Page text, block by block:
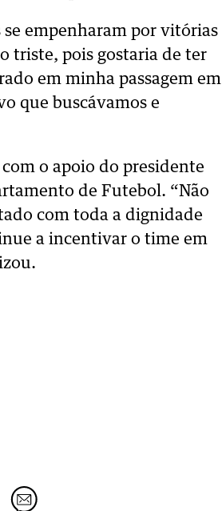
empenharam por vitórias
triste, pois gostaria de ter
em minha passagem em
que buscávamos e
o apoio do presidente
de Futebol. “Não
com toda a dignidade
a incentivar o time em